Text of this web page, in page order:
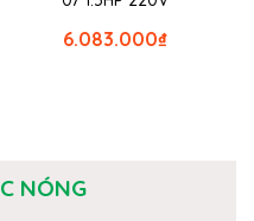
₫
6.083.000
NÓNG